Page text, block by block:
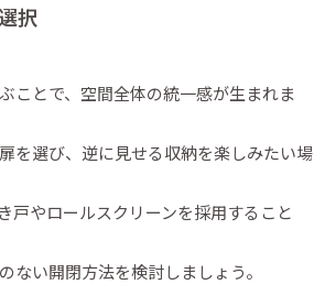
択
ことで、空間全体の統一感が生まれま
を選び、逆に見せる収納を楽しみたい場
戸やロールスクリーンを採用すること
い開閉方法を検討しましょう。